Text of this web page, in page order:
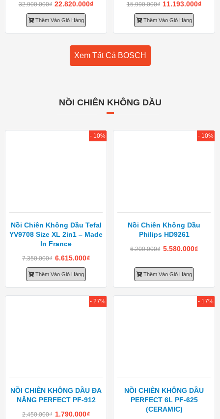
32.900.000₫ 22.820.000₫
Thêm Vào Giỏ Hàng
15.990.000₫ 11.193.000₫
Thêm Vào Giỏ Hàng
Xem Tất Cả BOSCH
NỒI CHIÊN KHÔNG DẦU
Nồi Chiên Không Dầu Tefal
YV9708 Size XL 2in1 – Made
In France
7.350.000₫ 6.615.000₫
Thêm Vào Giỏ Hàng
- 10%
Nồi Chiên Không Dầu
Philips HD9261
6.200.000₫ 5.580.000₫
Thêm Vào Giỏ Hàng
- 10%
NỒI CHIÊN KHÔNG DẦU ĐA
NĂNG PERFECT PF-912
2.450.000₫ 1.790.000₫
- 27%
NỒI CHIÊN KHÔNG DẦU
PERFECT 6L PF-625
(CERAMIC)
- 17%